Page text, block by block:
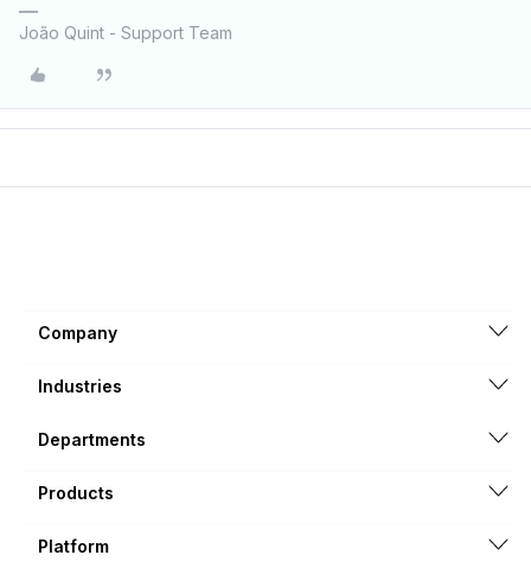
João Quint - Support Team
Company
Industries
Departments
Products
Platform